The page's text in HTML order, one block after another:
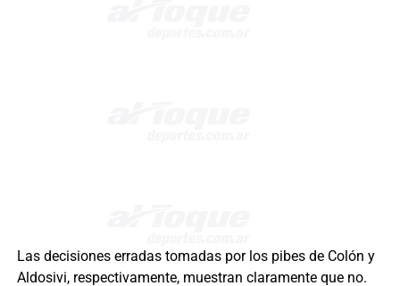
Las decisiones erradas tomadas por los pibes de Colón y
Aldosivi, respectivamente, muestran claramente que no.